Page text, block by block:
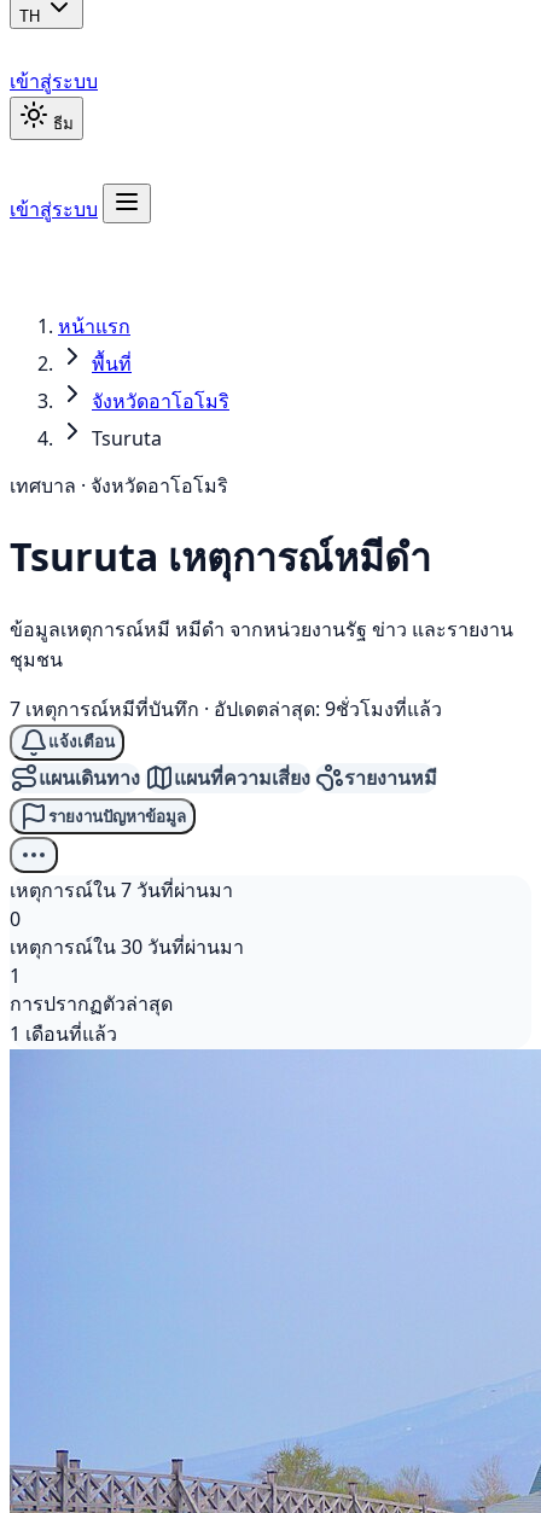
TH
เข้าสู่ระบบ
ธีม
เข้าสู่ระบบ
หน้าแรก
พื้นที่
จังหวัดอาโอโมริ
Tsuruta
เทศบาล · จังหวัดอาโอโมริ
Tsuruta เหตุการณ์หมีดำ
ข้อมูลเหตุการณ์หมี หมีดำ จากหน่วยงานรัฐ ข่าว และรายงาน
ชุมชน
7 เหตุการณ์หมีที่บันทึก · อัปเดตล่าสุด: 9ชั่วโมงที่แล้ว
แจ้งเตือน
แผนเดินทาง แผนที่ความเสี่ยง รายงานหมี
รายงานปัญหาข้อมูล
เหตุการณ์ใน 7 วันที่ผ่านมา
0
เหตุการณ์ใน 30 วันที่ผ่านมา
1
การปรากฏตัวล่าสุด
1 เดือนที่แล้ว